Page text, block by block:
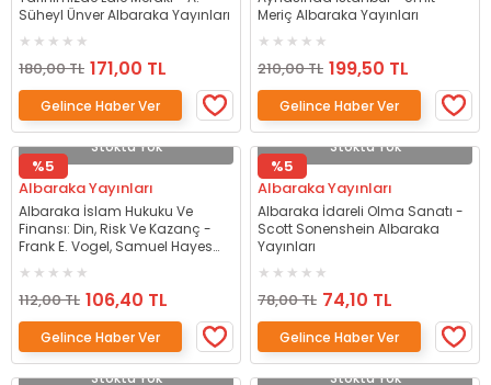
Süheyl Ünver Albaraka Yayınları
180,00 TL 171,00 TL
Gelince Haber Ver
Meriç Albaraka Yayınları
210,00 TL 199,50 TL
Gelince Haber Ver
Stokta Yok
%5
Albaraka Yayınları
Albaraka İslam Hukuku Ve
Finansı: Din, Risk Ve Kazanç -
Frank E. Vogel, Samuel Hayes
112,00 TL 106,40 TL
Gelince Haber Ver
Stokta Yok
%5
Albaraka Yayınları
Albaraka İdareli Olma Sanatı -
Scott Sonenshein Albaraka
Yayınları
78,00 TL 74,10 TL
Gelince Haber Ver
Stokta Yok Stokta Yok